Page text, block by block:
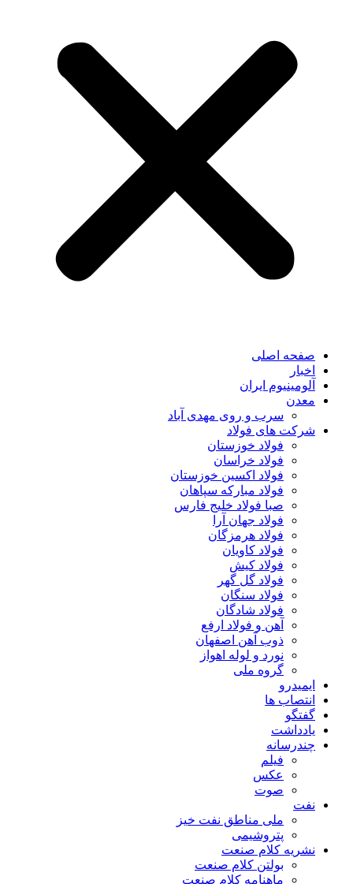
صفحه اصلی
اخبار
آلومینیوم ایران
معدن
سرب و روی مهدی آباد
شرکت های فولاد
فولاد خوزستان
فولاد خراسان
فولاد اکسین خوزستان
فولاد مبارکه سپاهان
صبا فولاد خلیج فارس
فولاد جهان آرا
فولاد هرمزگان
فولاد کاویان
فولاد کیش
فولاد گل گهر
فولاد سنگان
فولاد شادگان
آهن و فولاد ارفع
ذوب آهن اصفهان
نورد و لوله اهواز
گروه ملی
ایمیدرو
انتصاب ها
گفتگو
یادداشت
چندرسانه
فیلم
عکس
صوت
نفت
ملی مناطق نفت خیز
پتروشیمی
نشریه کلام صنعت
بولتن کلام صنعت
ماهنامه کلام صنعت